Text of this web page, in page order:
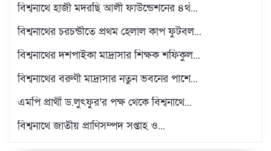
বিশ্বনাথে হাজী মদরছি আলী ফাউন্ডেশনের ৪র্থ...
বিশ্বনাথের চরচন্ডীতে প্রথম হেলাল কাপ ফুটবল...
বিশ্বনাথের দশপাইকা মাদ্রাসার শিক্ষক শফিকুল...
বিশ্বনাথের বরুণী মাদ্রাসার নতুন ভবনের পাশে...
এমপি প্রার্থী ড.লুৎফুর’র পক্ষ থেকে বিশ্বনাথে...
বিশ্বনাথে জাতীয় প্রাণিসম্পদ সপ্তাহ ও...